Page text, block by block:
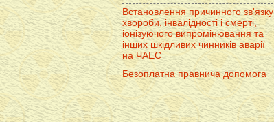
Встановлення причинного зв'язку
хвороби, інвалідності і смерті,
іонізуючого випромінювання та
інших шкідливих чинників аварії
на ЧАЕС
Безоплатна правнича допомога